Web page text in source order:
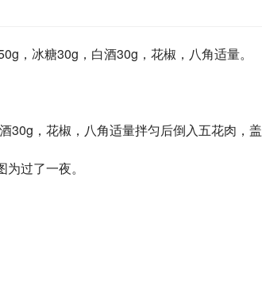
，冰糖30g，白酒30g，花椒，八角适量。
，花椒，八角适量拌匀后倒入五花肉，盖
过了一夜。